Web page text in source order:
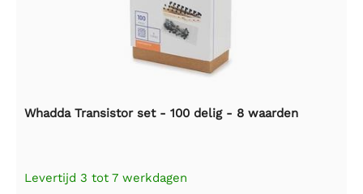
Whadda Transistor set - 100 delig - 8 waarden
Levertijd 3 tot 7 werkdagen